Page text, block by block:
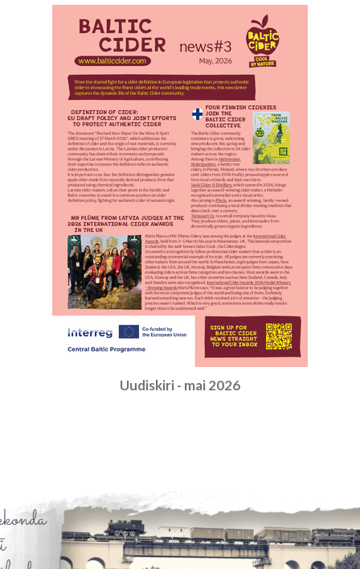
Uudiskiri - mai 2026